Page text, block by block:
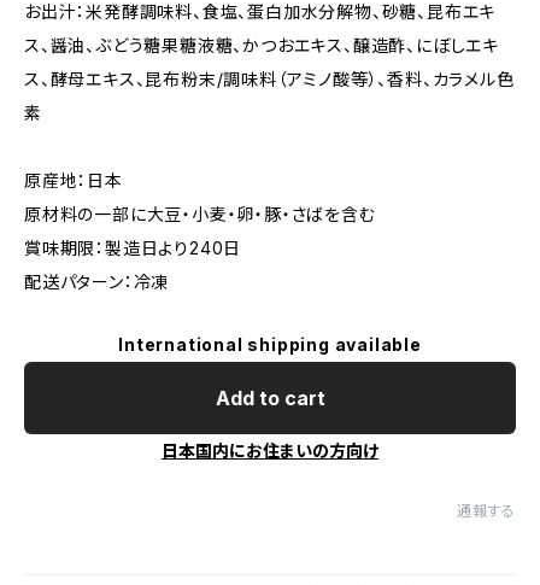
お出汁：米発酵調味料、食塩、蛋白加水分解物、砂糖、昆布エキ
ス、醤油、ぶどう糖果糖液糖、かつおエキス、醸造酢、にぼしエキ
ス、酵母エキス、昆布粉末/調味料（アミノ酸等）、香料、カラメル色
素
原産地：日本
原材料の一部に大豆・小麦・卵・豚・さばを含む
賞味期限：製造日より240日
配送パターン：冷凍
International shipping available
Add to cart
日本国内にお住まいの方向け
通報する